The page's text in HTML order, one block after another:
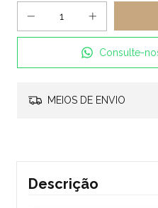
Consulte-
MEIOS DE ENVIO
Descrição